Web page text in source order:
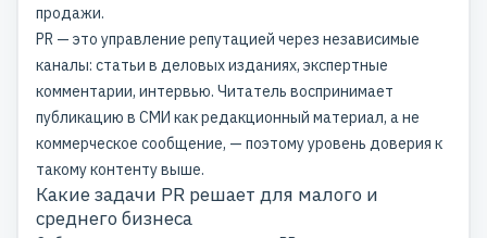
продажи.
PR — это управление репутацией через независимые
каналы: статьи в деловых изданиях, экспертные
комментарии, интервью. Читатель воспринимает
публикацию в СМИ как редакционный материал, а не
коммерческое сообщение, — поэтому уровень доверия к
такому контенту выше.
Какие задачи PR решает для малого и
среднего бизнеса